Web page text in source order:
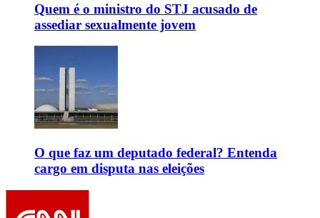
Quem é o ministro do STJ acusado de
assediar sexualmente jovem
O que faz um deputado federal? Entenda
cargo em disputa nas eleições